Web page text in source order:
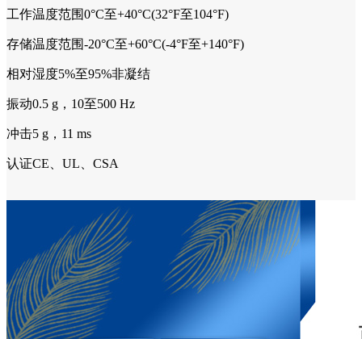
工作温度范围0°C至+40°C(32°F至104°F)
存储温度范围-20°C至+60°C(-4°F至+140°F)
相对湿度5%至95%非凝结
振动0.5 g，10至500 Hz
冲击5 g，11 ms
认证CE、UL、CSA